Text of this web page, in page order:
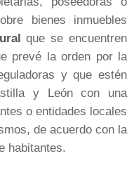
bienes inmuebles
que se encuentren
prevé la orden por la
y que estén
y León con una
o entidades locales
de acuerdo con la
habitantes.